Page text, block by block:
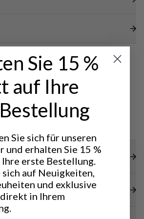
Sie 15 %
auf Ihre
Sie sich für unseren
und erhalten Sie 15 %
erste Bestellung.
sich auf Neuigkeiten,
und exklusive
in Ihrem